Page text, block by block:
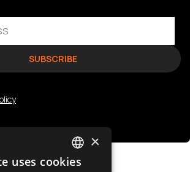
POLISH
×
uses cookies